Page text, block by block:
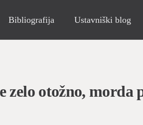
Bibliografija Ustavniški blog
zelo otožno, morda